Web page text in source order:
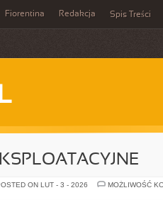
Fiorentina Redakcja Spis Treści
ON LUT - 3 - 2026
MOŻLIWOŚĆ